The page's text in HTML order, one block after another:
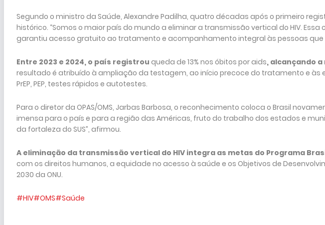
Segundo o ministro da Saúde, Alexandre Padilha, quatro décadas após o primeiro
histórico. “Somos o maior país do mundo a eliminar a transmissão vertical do HIV.
garantiu acesso gratuito ao tratamento e acompanhamento integral às pessoas que
Entre 2023 e 2024, o país registrou queda de 13% nos óbitos por aids, alcançando
resultado é atribuído à ampliação da testagem, ao início precoce do tratamento e
PrEP, PEP, testes rápidos e autotestes.
Para o diretor da OPAS/OMS, Jarbas Barbosa, o reconhecimento coloca o Brasil
imensa para o país e para a região das Américas, fruto do trabalho dos estados e
da fortaleza do SUS”, afirmou.
A eliminação da transmissão vertical do HIV integra as metas do Programa
com os direitos humanos, a equidade no acesso à saúde e os Objetivos de
2030 da ONU.
#HIV#OMS#Saúde